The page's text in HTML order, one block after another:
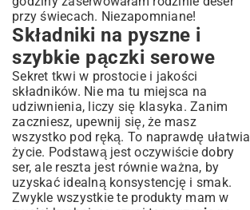
przy świecach. Niezapomniane!
Składniki na pyszne i
szybkie pączki serowe
Sekret tkwi w prostocie i jakości
składników. Nie ma tu miejsca na
udziwnienia, liczy się klasyka. Zanim
zaczniesz, upewnij się, że masz
wszystko pod ręką. To naprawdę ułatwia
życie. Podstawą jest oczywiście dobry
ser, ale reszta jest równie ważna, by
uzyskać idealną konsystencję i smak.
Zwykle wszystkie te produkty mam w